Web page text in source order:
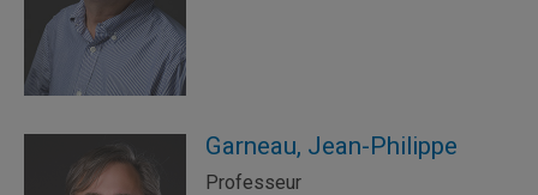
Garneau, Jean-Philippe
Professeur